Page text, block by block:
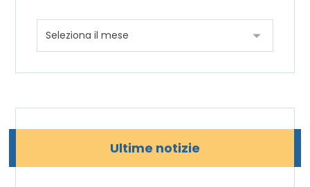
Ultime notizie